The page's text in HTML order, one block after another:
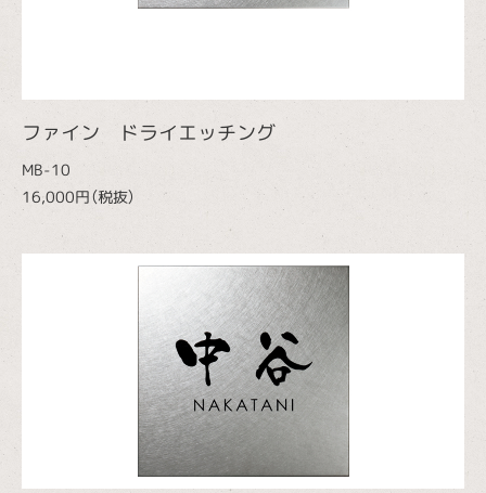
ファイン ドライエッチング
MB-10
16,000円（税抜）